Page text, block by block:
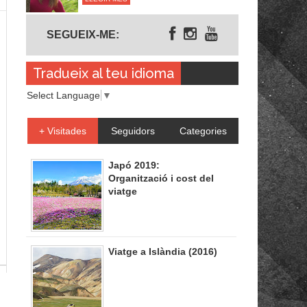
SEGUEIX-ME:
Tradueix al teu idioma
Select Language ▼
+ Visitades Seguidors Categories
Japó 2019:
Organització i cost del
viatge
Viatge a Islàndia (2016)